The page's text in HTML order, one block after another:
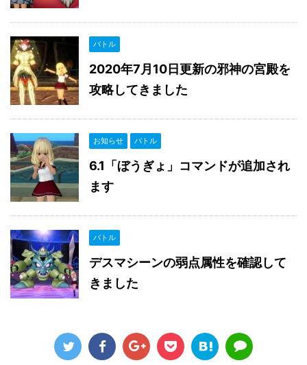
バトル
2020年7月10日更新の邪神の宮殿を
攻略してきました
お知らせ バトル
6.1「ぼうぎょ」コマンドが追加され
ます
バトル
デスマシーンの弱点属性を確認して
きました